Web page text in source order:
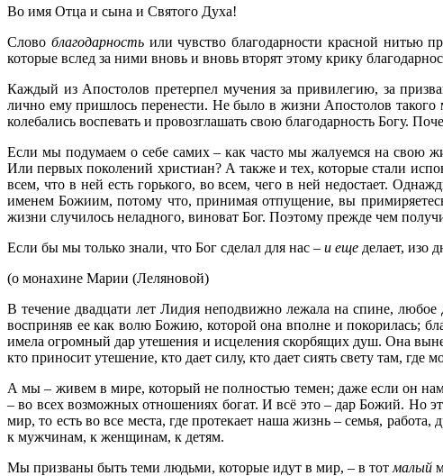
Во имя Отца и сына и Святого Духа!
Слово благодарностьили чувство благодарности красной нитью
которые вслед за ними вновь и вновь вторят этому крику
Каждый из Апостолов претерпел мучения за привилегию, за
лично ему пришлось перенести. Не было в жизни Апостолов
колебались воспевать и провозглашать свою благодарность Богу.
Если мы подумаем о себе самих – как часто мы жалуемся на свою
Или первых поколений христиан? А также и тех, которые стали
всем, что в ней есть горького, во всем, чего в ней недостает.
именем Божиим, потому что, принимая отпущение, вы
жизни случилось неладного, виноват Бог. Поэтому прежде чем
Если бы мы только знали, что Бог сделал для нас – и еще делает, изо
(о монахине Марии (Леляновой)
В течение двадцати лет Лидия неподвижно лежала на спине,
восприняв ее как волю Божию, которой она вполне и покорилась;
имела огромный дар утешения и исцеления скорбящих душ. Она
кто приносит утешение, кто дает силу, кто дает сиять свету там, где
А мы – живем в мире, который не полностью темен; даже если он
– во всех возможных отношениях богат. И всё это – дар Божий. Но
мир, то есть во все места, где протекает наша жизнь – семья,
к мужчинам, к женщинам, к детям.
Мы призваны быть теми людьми, которые идут в мир, – в тот малый